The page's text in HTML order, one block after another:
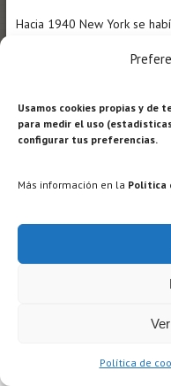
Usamos cookies propias y de
para medir el uso
configurar tus preferencias.
Más información en la Política
Política de
Hacia 1940 New York se
desconocidos, ya poseían
laAAA(American Abstrac
del arte, utilizando citas
Gottlieb, Hofmann,
expresionismo-abstracto-